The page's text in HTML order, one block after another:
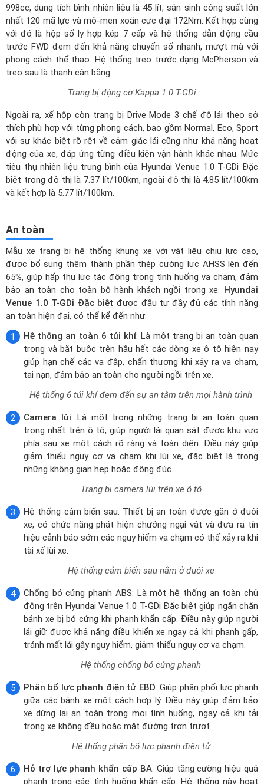
tiêu thụ nhiên liệu trung bình của Hyundai Venue 1.0 T-GDi Đặc
biệt trong đô thị là 7.37 lít/100km, ngoài đô thị là 4.85 lít/100km
và kết hợp là 5.77 lít/100km.
An toàn
Mẫu xe trang bị hệ thống khung xe với vật liệu chịu lực cao,
65%, giúp hấp thụ lực tác động trong tình huống va chạm, đảm
bảo an toàn cho toàn bộ hành khách ngồi trong xe.Hyundai
Venue 1.0 T-GDi Đặc biệtđược đầu tư đầy đủ các tính năng
an toàn hiện đại, có thể kể đến như:
Hệ thống an toàn 6 túi khí: Là một trang bị an toàn quan
trọng và bắt buộc trên hầu hết các dòng xe ô tô hiện nay
Hệ thống 6 túi khí đem đến sự an tâm trên mọi hành trình
Camera lùi : Là một trong những trang bị an toàn quan
trọng nhất trên ô tô, giúp người lái quan sát được khu vực
phía sau xe một cách rõ ràng và toàn diện. Điều này giúp
giảm thiểu nguy cơ va chạm khi lùi xe, đặc biệt là trong
những không gian hẹp hoặc đông đúc.
Trang bị camera lùi trên xe ô tô
Hệ thống cảm biến sau: Thiết bị an toàn được gắn ở đuôi
xe, có chức năng phát hiện chướng ngại vật và đưa ra tín
hiệu cảnh báo sớm các nguy hiểm va chạm có thể xảy ra khi
tài xế lùi xe.
Hệ thống cảm biến sau nằm ở đuôi xe
Chống bó cứng phanh ABS: Là một hệ thống an toàn chủ
động trên Hyundai Venue 1.0 T-GDi Đặc biệt giúp ngăn chặn
bánh xe bị bó cứng khi phanh khẩn cấp. Điều này giúp người
lái giữ được khả năng điều khiển xe ngay cả khi phanh gấp,
tránh mất lái gây nguy hiểm, giảm thiểu nguy cơ va chạm.
Hệ thống chống bó cứng phanh
Phân bổ lực phanh điện tử EBD: Giúp phân phối lực phanh
giữa các bánh xe một cách hợp lý. Điều này giúp đảm bảo
xe dừng lại an toàn trong mọi tình huống, ngay cả khi tải
trọng xe không đều hoặc mặt đường trơn trượt.
Hệ thống phân bổ lực phanh điện tử
Hỗ trợ lực phanh khẩn cấp BA: Giúp tăng cường hiệu quả
phanh trong các tình huống khẩn cấp. Hệ thống này hoạt
động bằng cách nhận biết khi người lái đạp phanh gấp và tự
động tăng cường lực phanh. Điều này giúp xe dừng lại nhanh
hơn và giảm thiểu nguy cơ va chạm.
Hệ thống hỗ trợ lực phanh khẩn cấp
Cân bằng điện tử ESC: Là tính năng an toàn chủ động giúp
duy trì sự ổn định của xe trong mọi tình huống như vào cua
hay di chuyển trên đường trơn trượt. Hệ thống này hoạt
động bằng cách sử dụng các cảm biến để phát hiện khi xe
giúp xe lấy lại quỹ đạo.